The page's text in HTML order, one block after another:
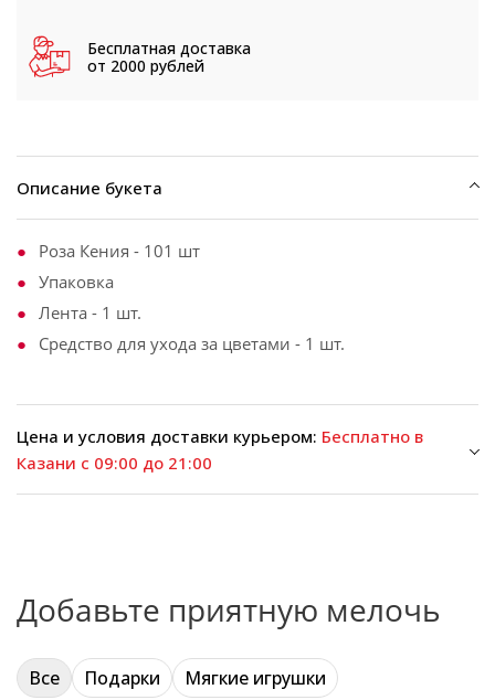
Бесплатная доставка
от 2000 рублей
Описание букета
Роза Кения - 101 шт
Упаковка
Лента - 1 шт.
Средство для ухода за цветами - 1 шт.
Цена и условия доставки курьером: Бесплатно в
Казани с 09:00 до 21:00
Добавьте приятную мелочь
Все Подарки Мягкие игрушки